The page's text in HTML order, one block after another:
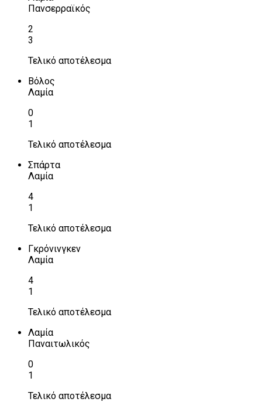
Πανσερραϊκός
2
3
Τελικό αποτέλεσμα
Βόλος
Λαμία
0
1
Τελικό αποτέλεσμα
Σπάρτα
Λαμία
4
1
Τελικό αποτέλεσμα
Γκρόνινγκεν
Λαμία
4
1
Τελικό αποτέλεσμα
Λαμία
Παναιτωλικός
0
1
Τελικό αποτέλεσμα